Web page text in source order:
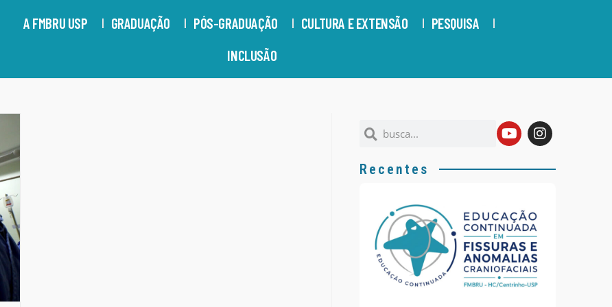
A FMBRU USP GRADUAÇÃO PÓS-GRADUAÇÃO CULTURA E EXTENSÃO
PESQUISA
INCLUSÃO
Recentes